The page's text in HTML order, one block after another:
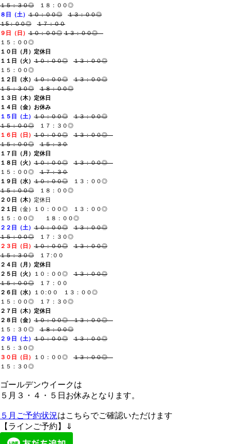
１５：３０◎ １８：００◎
８日（土） １０：００◎
１３：００◎
１5：００◎
１７：００
９日（日） １０：００◎ １３：００◎
１５：００◎
１０日（月 ） 定休日
１１日（火） １０：００◎
１３：００◎
１５：００◎
１２日（水） １０：００◎
１３：００◎
１５：３０◎
１８：００◎
１３日（木） 定休日
１４日（金）お休み
１５日（土） １０：００◎
１３：００◎
１５：００◎ １７：３０◎
１６日（日） １０：００◎
１３：００◎
１５：００◎
１５：３０
１７日（月 ） 定休日
１８日（火） １０：００◎
１３：００◎
１５：００◎ １７：３０
１９日（水） １０：００◎ １３：００◎
１５：００◎ １８：００◎
２０日（木） 定休日
２１日 （金）
１０：００◎ １３：００◎
１５：００◎ １８：００◎
２２日（土） １０：００◎
１３：００◎
１５：００◎ １７：３０◎
２３日（日） １０：００◎
１３：００◎
１５：３０◎ １７:００
２４日（月） 定休日
２５日（火） １０：００◎ １３：００◎
１５：００◎ １７：００
２６日（水）
１０:００
１３：００◎
１５：００◎ １７：３０◎
２７日（木） 定休日
２８日（金） １０：００◎ １３：００◎
１５：３０◎ １８：００◎
２９日（土） １０：００◎
１３：００◎
１５：３０◎
３０日（日）
１０：００◎ １３：００◎
１５：３０◎
ゴールデンウイークは
５月３・４・５日お休みとなります。
５月ご予約状況はこちらでご確認いただけます
【ラインご予約】⇓